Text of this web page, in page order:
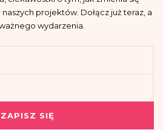
naszych projektów. Dołącz już teraz, a
wydarzenia.
ZAPISZ SIĘ